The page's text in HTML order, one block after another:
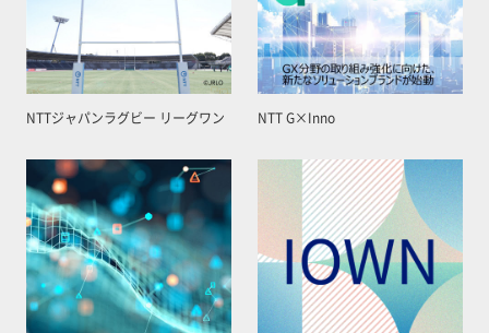
NTTジャパンラグビー リーグワン NTT G×Inno